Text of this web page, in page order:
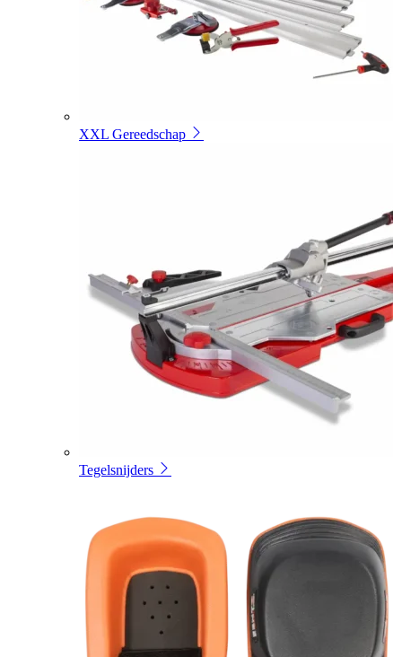
XXL Gereedschap
Tegelsnijders